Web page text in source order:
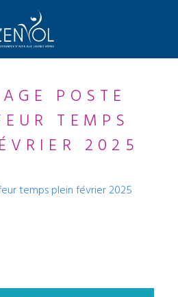
POSTE
TEMPS
2025
temps plein février 2025